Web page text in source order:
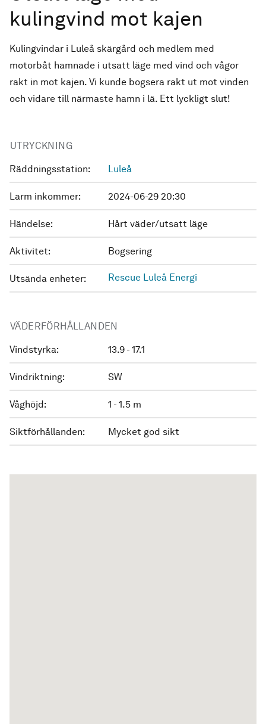
kulingvind mot kajen
Kulingvindar i Luleå skärgård och medlem med
motorbåt hamnade i utsatt läge med vind och vågor
rakt in mot kajen. Vi kunde bogsera rakt ut mot vinden
och vidare till närmaste hamn i lä. Ett lyckligt slut!
UTRYCKNING
Räddningsstation: Luleå
Larm inkommer: 2024-06-29 20:30
Händelse: Hårt väder/utsatt läge
Aktivitet: Bogsering
Utsända enheter: Rescue Luleå Energi
VÄDERFÖRHÅLLANDEN
Vindstyrka: 13.9 - 17.1
Vindriktning: SW
Våghöjd: 1 - 1.5 m
Siktförhållanden: Mycket god sikt